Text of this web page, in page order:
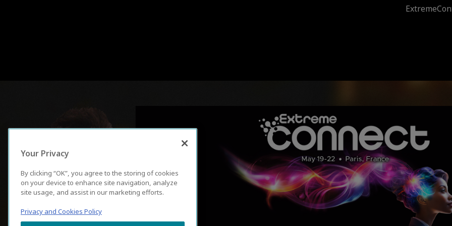
Your Privacy
By clicking “OK”, you agree to the storing of cookies
on your device to enhance site navigation, analyze
site usage, and assist in our marketing efforts.
Privacy and Cookies Policy